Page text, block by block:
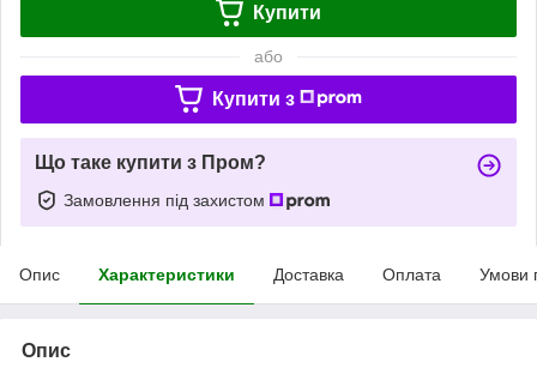
Купити
або
Купити з
Що таке купити з Пром?
Замовлення під захистом
Опис Характеристики Доставка Оплата Умови
Опис